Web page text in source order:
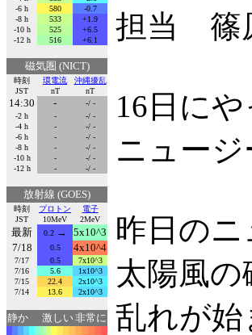
-6 h
580
-0.7
-8 h
533
+1.9
-10 h
525
+6.5
-12 h
516 +6.1
磁気圏 (NICT)
時刻
JST
環電流
nT
沖縄擾乱
nT
14:30 -
-/ -
-2 h
-
-/ -
-4 h
-
-/ -
-6 h
-
-/ -
-8 h
-
-/ -
-10 h
-
-/ -
-12 h
- -/ -
放射線 (GOES)
時刻
JST
プロトン
10MeV
電子
2MeV
最新 0.2→
5x10^3
7/18
0.5 4x10^4
7/17 0.5
7x10^3
7/16
5.6
1x10^3
7/15
22.4
2x10^3
7/14
13.6 2x10^3
静か 激しい非常に
担当 篠
16日に
ニュー
昨日の
太陽風
乱れが